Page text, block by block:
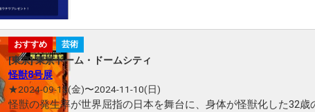
おすすめ 芸術
[東京] 東京ドーム・ドームシティ
怪獣8号展
★2024-09-13(金)〜2024-11-10(日)
怪獣の発生率が世界屈指の日本を舞台に、身体が怪獣化した32